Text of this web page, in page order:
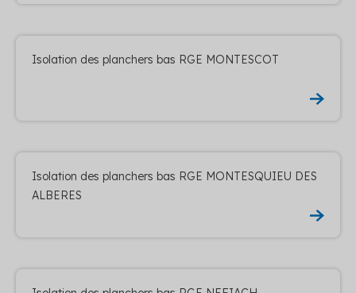
Isolation des planchers bas RGE MONTESCOT
Isolation des planchers bas RGE MONTESQUIEU DES
ALBERES